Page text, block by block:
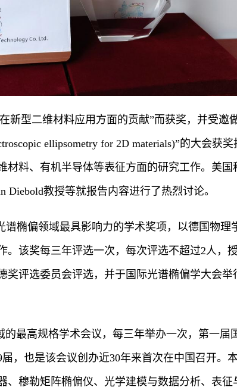
新型二维材料应用方面的贡献”而获奖，并受邀
ellipsometry for 2D materials)”的大会获
料、有机半导体等表征方面的研究工作。美国
Diebold教授等就报告内容进行了热烈讨论。
谱椭偏领域最具影响力的学术奖项，以德国物理
。该奖每三年评选一次，每次评选不超过2人，
奖评选委员会评选，并于国际光谱椭偏学大会举
最高规格学术会议，每三年举办一次，第一届
，也是该会议创办近30年来首次在中国召开。
、穆勒矩阵椭偏仪、光学建模与数据分析、表征